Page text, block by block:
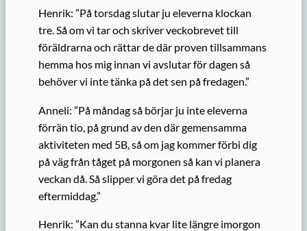
Henrik: ”På torsdag slutar ju eleverna klockan
tre. Så om vi tar och skriver veckobrevet till
föräldrarna och rättar de där proven tillsammans
hemma hos mig innan vi avslutar för dagen så
behöver vi inte tänka på det sen på fredagen.”
Anneli: ”På måndag så börjar ju inte eleverna
förrän tio, på grund av den där gemensamma
aktiviteten med 5B, så om jag kommer förbi dig
på väg från tåget på morgonen så kan vi planera
veckan då. Så slipper vi göra det på fredag
eftermiddag.”
Henrik: ”Kan du stanna kvar lite längre imorgon